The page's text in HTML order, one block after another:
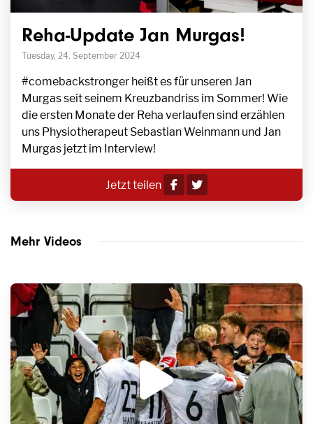
Reha-Update Jan Murgas!
Tuesday, 24. September 2024
#comebackstronger heißt es für unseren Jan
Murgas seit seinem Kreuzbandriss im Sommer! Wie
die ersten Monate der Reha verlaufen sind erzählen
uns Physiotherapeut Sebastian Weinmann und Jan
Murgas jetzt im Interview!
Jetzt teilen
Mehr Videos